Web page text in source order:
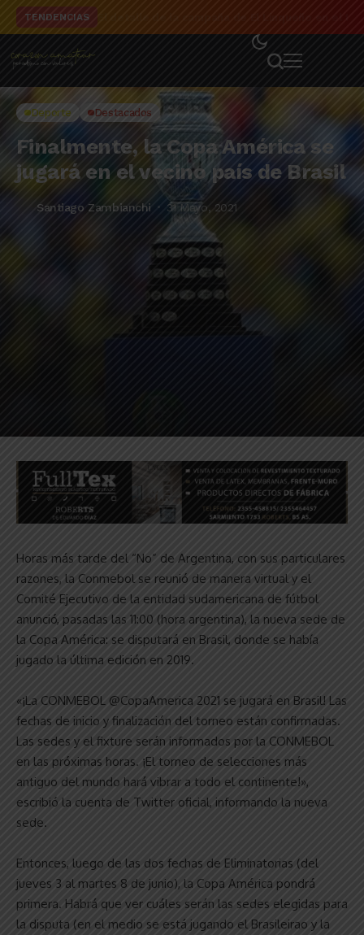
TENDENCIAS
Deporte Destacados
Finalmente, la Copa América se
jugará en el vecino país de Brasil
Santiago Zambianchi 31 Mayo, 2021
Horas más tarde del “No” de Argentina, con sus particulares
razones, la Conmebol se reunió de manera virtual y el
Comité Ejecutivo de la entidad sudamericana de fútbol
anunció, pasadas las 11:00 (hora argentina), la nueva sede de
la Copa América: se disputará en Brasil, donde se había
jugado la última edición en 2019.
«¡La CONMEBOL @CopaAmerica 2021 se jugará en Brasil! Las
fechas de inicio y finalización del torneo están confirmadas.
Las sedes y el fixture serán informados por la CONMEBOL
en las próximas horas. ¡El torneo de selecciones más
antiguo del mundo hará vibrar a todo el continente!»,
escribió la cuenta de Twitter oficial, informando la nueva
sede.
Entonces, luego de las dos fechas de Eliminatorias (del
jueves 3 al martes 8 de junio), la Copa América pondrá
primera. Habrá que ver cuáles serán las sedes elegidas para
la disputa (en el medio se está jugando el Brasileirao y la